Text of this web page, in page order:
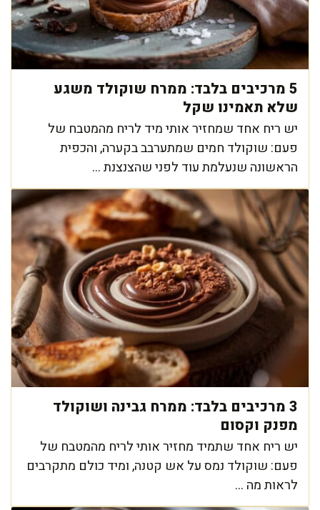
5 מרכיבים בלבד: ממרח שוקולד משגע
שלא תאמינו שקל
יש ריח אחד שמחזיר אותי מיד לריח מהמטבח של
פעם: שוקולד חמים שמתערבב בקערה, והכפית
הראשונה שנעלמת עוד לפני שהצנצנת ...
3 מרכיבים בלבד: ממרח גבינה ושוקולד
מפנק וקסום
יש ריח אחד שתמיד מחזיר אותי לריח מהמטבח של
פעם: שוקולד נמס על אש קטנה, ומיד כולם מתקרבים
לראות מה ...